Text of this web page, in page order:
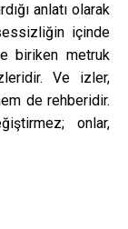
anlatı olarak
içinde
biriken metruk
Ve izler,
de rehberidir.
onlar,